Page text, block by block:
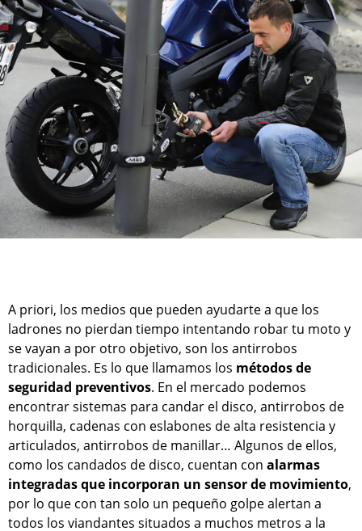
A priori, los medios que pueden ayudarte a que los
ladrones no pierdan tiempo intentando robar tu moto y
se vayan a por otro objetivo, son los antirrobos
tradicionales. Es lo que llamamos los métodos de
seguridad preventivos. En el mercado podemos
encontrar sistemas para candar el disco, antirrobos de
horquilla, cadenas con eslabones de alta resistencia y
articulados, antirrobos de manillar… Algunos de ellos,
como los candados de disco, cuentan con alarmas
integradasque incorporan un sensor de movimiento,
por lo que con tan solo un pequeño golpe alertan a
todos los viandantes situados a muchos metros a la